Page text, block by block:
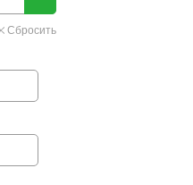
Сбросить